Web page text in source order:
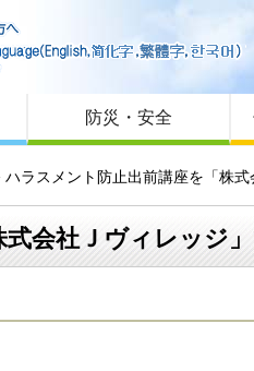
防災・安全
ハラスメント防止出前講座を「株
会社Ｊヴィレッジ」